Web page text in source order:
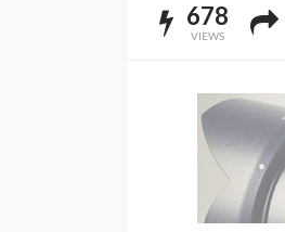
678
VIEWS